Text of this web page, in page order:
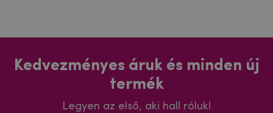
Kedvezményes áruk és minden új
termék
Legyen az első, aki hall róluk!